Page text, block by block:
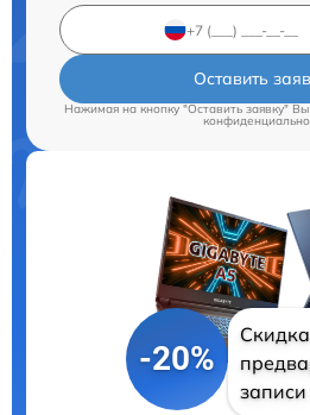
Оставить
Нажимая на кнопку "Оставить заявку"
-20%